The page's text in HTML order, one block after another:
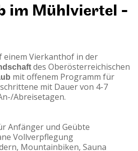
im Mühlviertel -
einem Vierkanthof in der
des Oberösterreichischen
mit offenem Programm für
mit Dauer von 4-7
Abreisetagen.
Anfänger und Geübte
Vollverpflegung
Mountainbiken, Sauna